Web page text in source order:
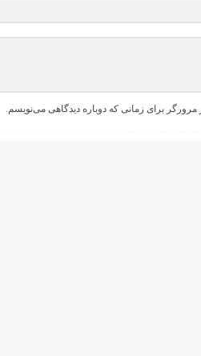
برای زمانی که دوباره دیدگاهی می‌نویسم.